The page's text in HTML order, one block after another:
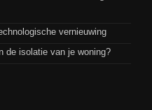
vernieuwing
de isolatie van je woning?